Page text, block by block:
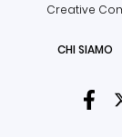
Creative
CHI SIAMO